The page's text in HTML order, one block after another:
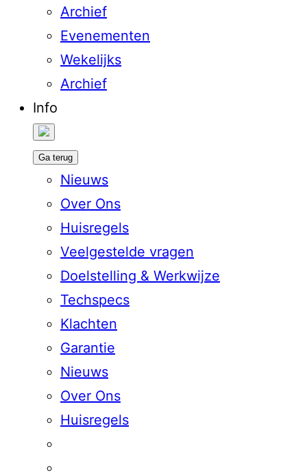
Archief
Evenementen
Wekelijks
Archief
Info
Ga terug
Nieuws
Over Ons
Huisregels
Veelgestelde vragen
Doelstelling & Werkwijze
Techspecs
Klachten
Garantie
Nieuws
Over Ons
Huisregels